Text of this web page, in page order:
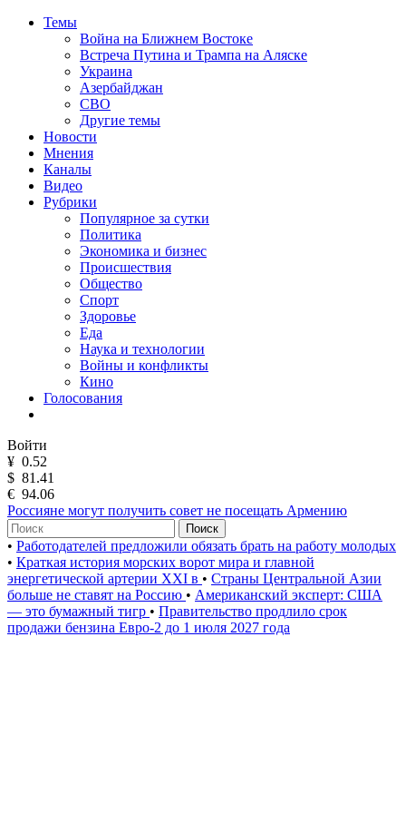
Темы
Война на Ближнем Востоке
Встреча Путина и Трампа на Аляске
Украина
Азербайджан
СВО
Другие темы
Новости
Мнения
Каналы
Видео
Рубрики
Популярное за сутки
Политика
Экономика и бизнес
Происшествия
Общество
Спорт
Здоровье
Еда
Наука и технологии
Войны и конфликты
Кино
Голосования
Войти
¥ 0.52
$ 81.41
€ 94.06
Россияне могут получить совет не посещать Армению
Поиск
• Работодателей предложили обязать брать на работу молодых
• Краткая история морских ворот мира и главной
энергетической артерии XXI в • Страны Центральной Азии
больше не ставят на Россию • Американский эксперт: США
— это бумажный тигр • Правительство продлило срок
продажи бензина Евро-2 до 1 июля 2027 года